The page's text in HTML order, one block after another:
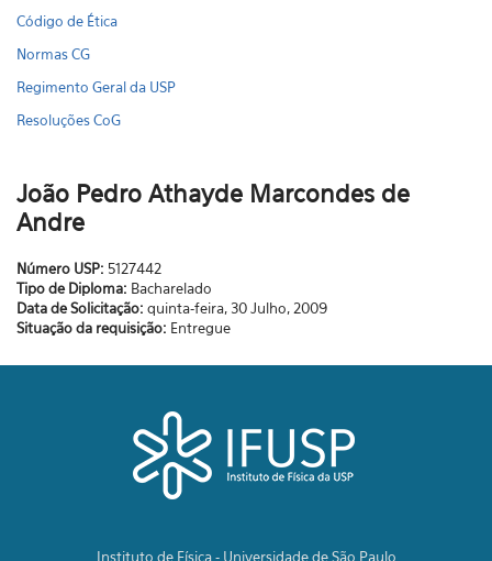
Código de Ética
Normas CG
Regimento Geral da USP
Resoluções CoG
João Pedro Athayde Marcondes de
Andre
Número USP: 5127442
Tipo de Diploma: Bacharelado
Data de Solicitação: quinta-feira, 30 Julho, 2009
Situação da requisição: Entregue
Instituto de Física - Universidade de São Paulo